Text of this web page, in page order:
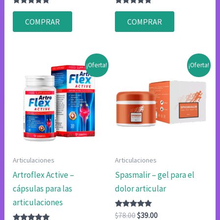
Valorado
4.83
de 5
COMPRAR
Valorado
4.75
de 5
COMPRAR
¡Oferta!
Articulaciones
Artroflex Active –
cápsulas para las
articulaciones
¡Oferta!
Articulaciones
Spasmalir – gel para el
dolor articular
Valorado
$78.00El
$39.00El